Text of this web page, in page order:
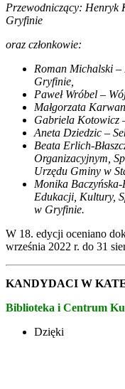
Przewodniczący: Henryk
Gryfinie
oraz członkowie:
Roman Michalski
Gryfinie,
Paweł Wróbel –
Małgorzata
Gabriela Kotowicz
Aneta Dziedzic –
Beata Erlich-
Organizacyjnym,
Urzędu Gminy w
Monika
Edukacji, Kultury,
w Gryfinie.
W 18. edycji oceniano
września 2022 r. do 31
KANDYDACI W
Biblioteka i Centrum
Dzięki